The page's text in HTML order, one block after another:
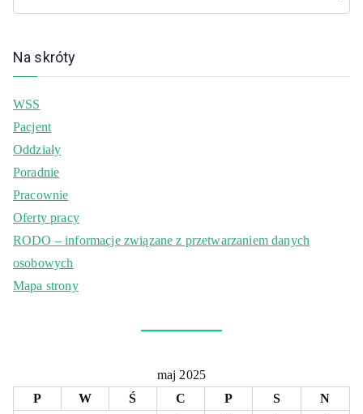
Na skróty
WSS
Pacjent
Oddziały
Poradnie
Pracownie
Oferty pracy
RODO – informacje związane z przetwarzaniem danych
osobowych
Mapa strony
maj 2025
P
W Ś C P S
N